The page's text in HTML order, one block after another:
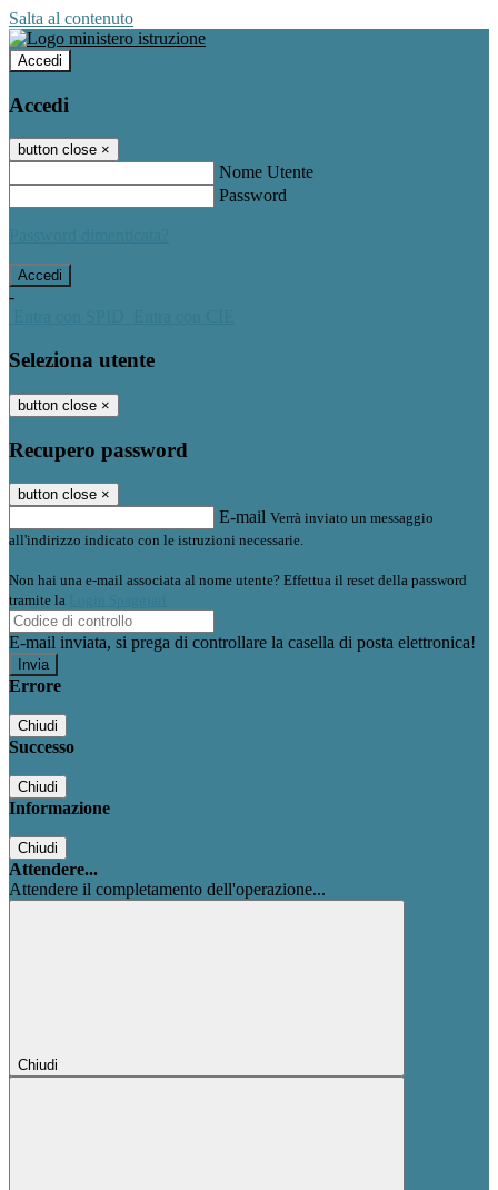
Salta al contenuto
Accedi
Accedi
button close ×
Nome Utente
Password
-
Seleziona utente
button close ×
Recupero password
button close ×
E-mail Verrà inviato un messaggio
all'indirizzo indicato con le istruzioni necessarie.
Non hai una e-mail associata al nome utente? Effettua il reset della password
tramite la
E-mail inviata, si prega di controllare la casella di posta elettronica!
Errore
Chiudi
Successo
Chiudi
Informazione
Chiudi
Attendere...
Attendere il completamento dell'operazione...
Chiudi